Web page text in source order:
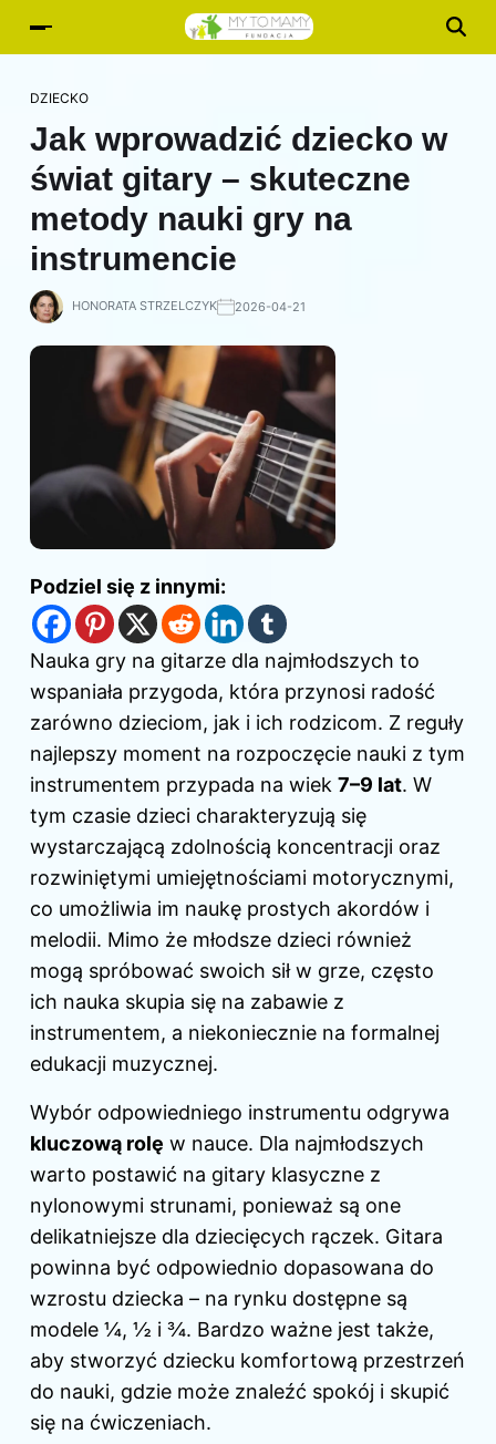
DZIECKO
Jak wprowadzić dziecko w
świat gitary – skuteczne
metody nauki gry na
instrumencie
HONORATA STRZELCZYK 2026-04-21
Podziel się z innymi:
Nauka gry na gitarze dla najmłodszych to
wspaniała przygoda, która przynosi radość
zarówno dzieciom, jak i ich rodzicom. Z reguły
najlepszy moment na rozpoczęcie nauki z tym
instrumentem przypada na wiek 7–9 lat. W
tym czasie dzieci charakteryzują się
wystarczającą zdolnością koncentracji oraz
rozwiniętymi umiejętnościami motorycznymi,
co umożliwia im naukę prostych akordów i
melodii. Mimo że młodsze dzieci również
mogą spróbować swoich sił w grze, często
ich nauka skupia się na zabawie z
instrumentem, a niekoniecznie na formalnej
edukacji muzycznej.
Wybór odpowiedniego instrumentu odgrywa
kluczową rolę w nauce. Dla najmłodszych
warto postawić na gitary klasyczne z
nylonowymi strunami, ponieważ są one
delikatniejsze dla dziecięcych rączek. Gitara
powinna być odpowiednio dopasowana do
wzrostu dziecka – na rynku dostępne są
modele ¼, ½ i ¾. Bardzo ważne jest także,
aby stworzyć dziecku komfortową przestrzeń
do nauki, gdzie może znaleźć spokój i skupić
się na ćwiczeniach.